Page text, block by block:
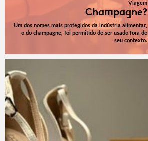
Viagem
Champagne?
Um dos nomes mais protegidos da indústria alimentar,
o do champagne, foi permitido de ser usado fora de
seu contexto.